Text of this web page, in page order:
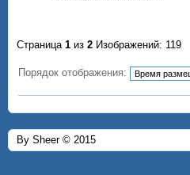
Страница 1 из 2 Изображений: 119
Порядок отображения:
By Sheer © 2015